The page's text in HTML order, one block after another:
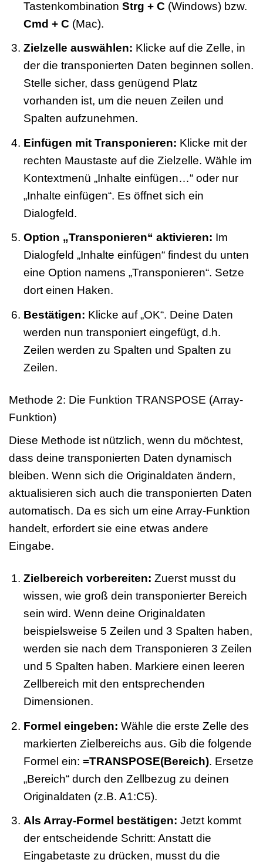
Tastenkombination Strg + C (Windows) bzw.
Cmd + C (Mac).
Zielzelle auswählen: Klicke auf die Zelle, in
der die transponierten Daten beginnen sollen.
Stelle sicher, dass genügend Platz
vorhanden ist, um die neuen Zeilen und
Spalten aufzunehmen.
Einfügen mit Transponieren: Klicke mit der
rechten Maustaste auf die Zielzelle. Wähle im
Kontextmenü „Inhalte einfügen…“ oder nur
„Inhalte einfügen“. Es öffnet sich ein
Dialogfeld.
Option „Transponieren“ aktivieren: Im
Dialogfeld „Inhalte einfügen“ findest du unten
eine Option namens „Transponieren“. Setze
dort einen Haken.
Bestätigen: Klicke auf „OK“. Deine Daten
werden nun transponiert eingefügt, d.h.
Zeilen werden zu Spalten und Spalten zu
Zeilen.
Methode 2: Die Funktion TRANSPOSE (Array-
Funktion)
Diese Methode ist nützlich, wenn du möchtest,
dass deine transponierten Daten dynamisch
bleiben. Wenn sich die Originaldaten ändern,
aktualisieren sich auch die transponierten Daten
automatisch. Da es sich um eine Array-Funktion
handelt, erfordert sie eine etwas andere
Eingabe.
Zielbereich vorbereiten: Zuerst musst du
wissen, wie groß dein transponierter Bereich
sein wird. Wenn deine Originaldaten
beispielsweise 5 Zeilen und 3 Spalten haben,
werden sie nach dem Transponieren 3 Zeilen
und 5 Spalten haben. Markiere einen leeren
Zellbereich mit den entsprechenden
Dimensionen.
Formel eingeben: Wähle die erste Zelle des
markierten Zielbereichs aus. Gib die folgende
Formel ein: =TRANSPOSE(Bereich). Ersetze
„Bereich“ durch den Zellbezug zu deinen
Originaldaten (z.B. A1:C5).
Als Array-Formel bestätigen: Jetzt kommt
der entscheidende Schritt: Anstatt die
Eingabetaste zu drücken, musst du die